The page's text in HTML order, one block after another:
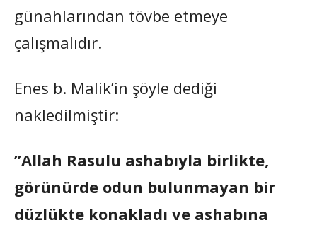
günahlarından tövbe etmeye
çalışmalıdır.
Enes b. Malik’in şöyle dediği
nakledilmiştir:
”Allah Rasulu ashabıyla birlikte,
görünürde odun bulunmayan bir
düzlükte konakladı ve ashabına